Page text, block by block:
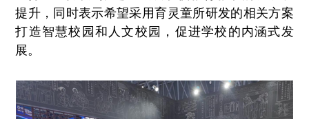
提升，同时表示希望采用育灵童所研发的相关方案
打造智慧校园和人文校园，促进学校的内涵式发
展。